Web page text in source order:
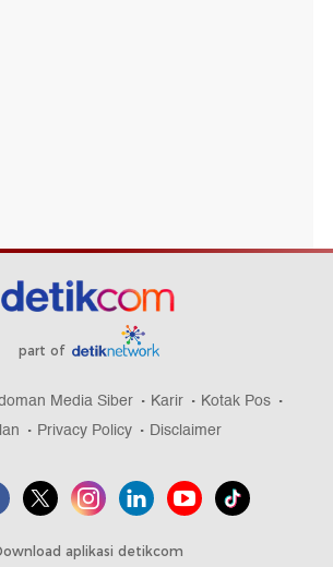
part of
Media Siber Karir
Kotak Pos
Privacy Policy Disclaimer
aplikasi detikcom